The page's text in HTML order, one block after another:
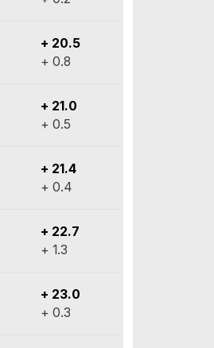
+ 20.5
+ 0.8
+ 21.0
+ 0.5
+ 21.4
+ 0.4
+ 22.7
+ 1.3
+ 23.0
+ 0.3